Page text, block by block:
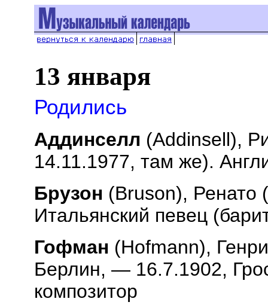
13 января
Родились
Аддинселл (Addinsell),
14.11.1977, там же).
Брузон (Bruson), Ренато
Итальянский певец
Гофман (Hofmann),
Берлин, — 16.7.1902,
композитор